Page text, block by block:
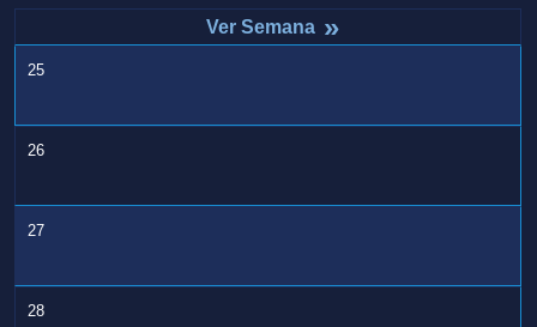
»
25
26
27
28